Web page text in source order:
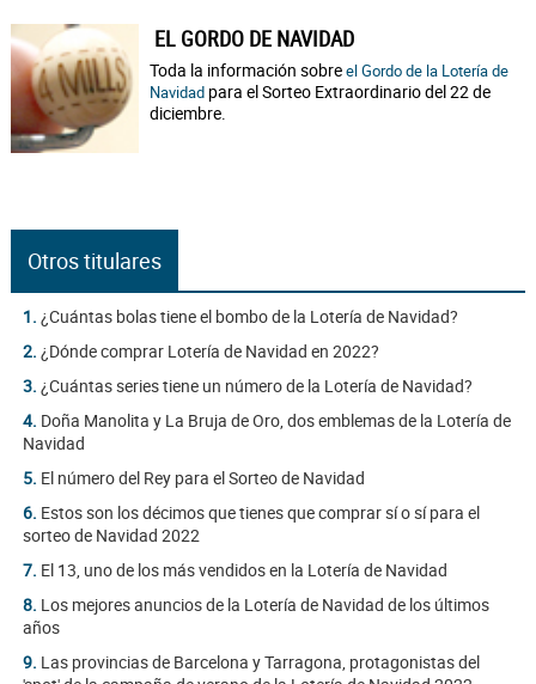
EL GORDO DE NAVIDAD
Toda la información sobreel Gordo de la Lotería de
Navidad para el Sorteo Extraordinario del 22 de
diciembre.
Otros titulares
1. ¿Cuántas bolas tiene el bombo de la Lotería de Navidad?
2. ¿Dónde comprar Lotería de Navidad en 2022?
3. ¿Cuántas series tiene un número de la Lotería de Navidad?
4. Doña Manolita y La Bruja de Oro, dos emblemas de la Lotería de
Navidad
5. El número del Rey para el Sorteo de Navidad
6. Estos son los décimos que tienes que comprar sí o sí para el
sorteo de Navidad 2022
7. El 13, uno de los más vendidos en la Lotería de Navidad
8. Los mejores anuncios de la Lotería de Navidad de los últimos
años
9. Las provincias de Barcelona y Tarragona, protagonistas del